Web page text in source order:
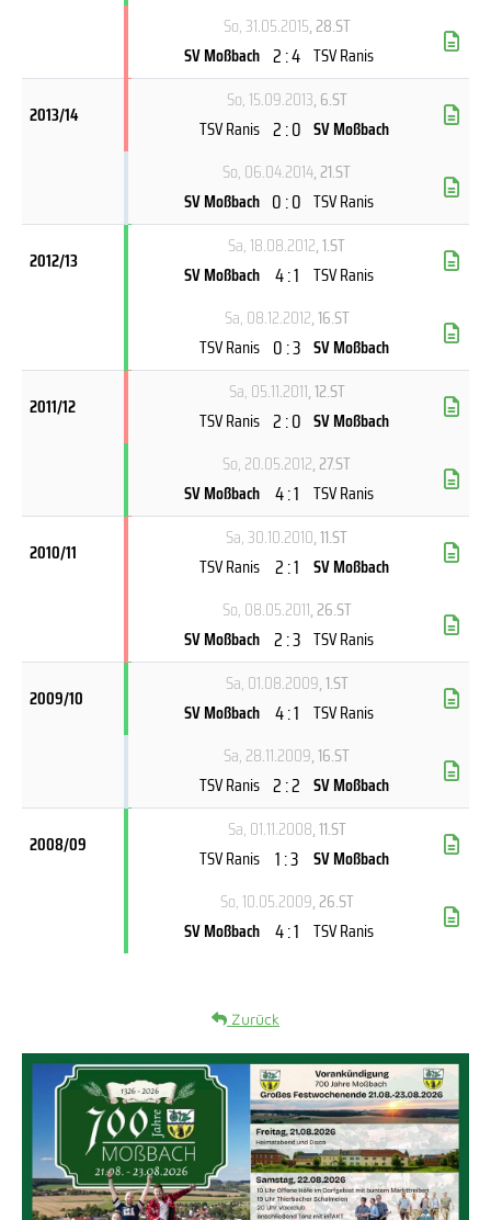
So, 31.05.2015, 28.ST
SV Moßbach 2 : 4 TSV Ranis
2013/14
So, 15.09.2013, 6.ST
TSV Ranis 2 : 0 SV Moßbach
So, 06.04.2014, 21.ST
SV Moßbach 0 : 0 TSV Ranis
2012/13
Sa, 18.08.2012, 1.ST
SV Moßbach 4 : 1 TSV Ranis
Sa, 08.12.2012, 16.ST
TSV Ranis 0 : 3 SV Moßbach
2011/12
Sa, 05.11.2011, 12.ST
TSV Ranis 2 : 0 SV Moßbach
So, 20.05.2012, 27.ST
SV Moßbach 4 : 1 TSV Ranis
2010/11
Sa, 30.10.2010, 11.ST
TSV Ranis 2 : 1 SV Moßbach
So, 08.05.2011, 26.ST
SV Moßbach 2 : 3 TSV Ranis
2009/10
Sa, 01.08.2009, 1.ST
SV Moßbach 4 : 1 TSV Ranis
Sa, 28.11.2009, 16.ST
TSV Ranis 2 : 2 SV Moßbach
2008/09
Sa, 01.11.2008, 11.ST
TSV Ranis 1 : 3 SV Moßbach
So, 10.05.2009, 26.ST
SV Moßbach 4 : 1 TSV Ranis
Zurück